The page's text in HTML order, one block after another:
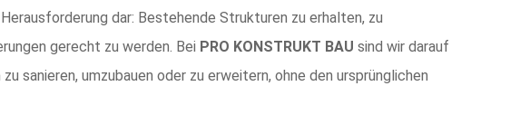
dar: Bestehende Strukturen zu erhalten, zu
gerecht zu werden. Bei PRO KONSTRUKT BAU sind wir darauf
sanieren, umzubauen oder zu erweitern, ohne den ursprünglichen